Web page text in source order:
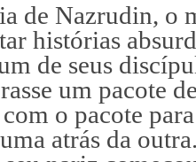
de Nazrudin, o
histórias
de seus
um pacote
o pacote
atrás da